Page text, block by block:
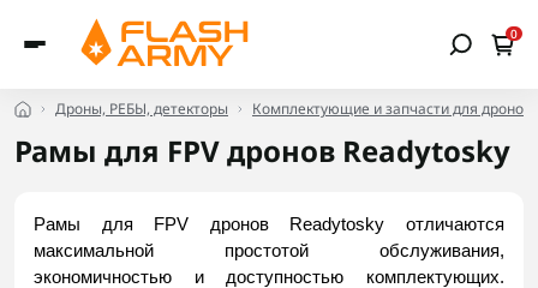
0
Дроны, РЕБЫ, детекторы Комплектующие и запчасти для дронов
Рамы для FPV дронов Readytosky
Рамы для FPV дронов Readytosky отличаются
максимальной простотой обслуживания,
экономичностью и доступностью комплектующих.